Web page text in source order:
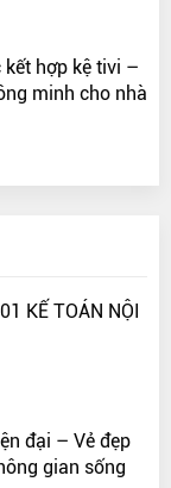
kết hợp kệ tivi –
minh cho nhà
KẾ TOÁN NỘI
đại – Vẻ đẹp
gian sống